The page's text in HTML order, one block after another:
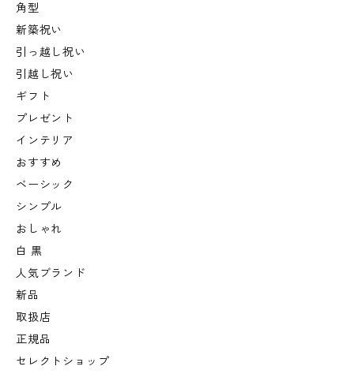
角型
新築祝い
引っ越し祝い
引越し祝い
ギフト
プレゼント
インテリア
おすすめ
ベーシック
シンプル
おしゃれ
白 黒
人気ブランド
新品
取扱店
正規品
セレクトショップ